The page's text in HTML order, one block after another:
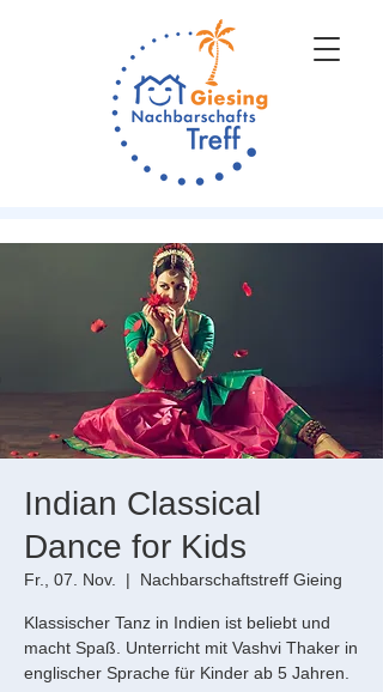
Indian Classical
Dance for Kids
Fr., 07. Nov.
  |
Nachbarschaftstreff Gieing
Klassischer Tanz in Indien ist beliebt und
macht Spaß. Unterricht mit Vashvi Thaker in
englischer Sprache für Kinder ab 5 Jahren.